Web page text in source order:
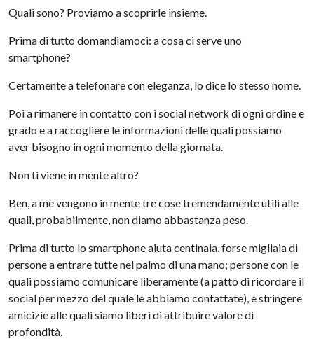
Quali sono? Proviamo a scoprirle insieme.
Prima di tutto domandiamoci: a cosa ci serve uno
smartphone?
Certamente a telefonare con eleganza, lo dice lo stesso nome.
Poi a rimanere in contatto con i social network di ogni ordine e
grado e a raccogliere le informazioni delle quali possiamo
aver bisogno in ogni momento della giornata.
Non ti viene in mente altro?
Ben, a me vengono in mente tre cose tremendamente utili alle
quali, probabilmente, non diamo abbastanza peso.
Prima di tutto lo smartphone aiuta centinaia, forse migliaia di
persone a entrare tutte nel palmo di una mano; persone con le
quali possiamo comunicare liberamente (a patto di ricordare il
social per mezzo del quale le abbiamo contattate), e stringere
amicizie alle quali siamo liberi di attribuire valore di
profondità.